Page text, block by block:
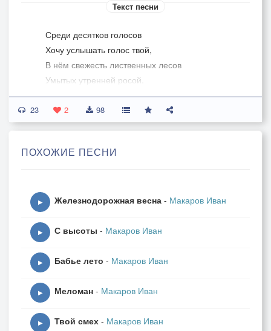
Текст песни
Среди десятков голосов
Хочу услышать голос твой,
В нём свежесть лиственных лесов
Умытых утренней росой.
Среди десятков тысяч глаз
Хочу увидеть, лишь одни,
Чем все небесные огни.
Поговорить наедине,
Ах, если б, можно было мне.
23 2 98
ПОХОЖИЕ ПЕСНИ
▶ Железнодорожная весна - Макаров Иван
▶ С высоты - Макаров Иван
▶ Бабье лето - Макаров Иван
▶ Меломан - Макаров Иван
▶ Твой смех - Макаров Иван